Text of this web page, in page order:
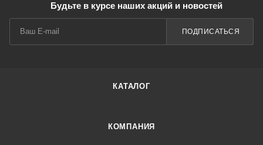
Будьте в курсе наших акций и новостей
ПОДПИСАТЬСЯ
КАТАЛОГ
КОМПАНИЯ